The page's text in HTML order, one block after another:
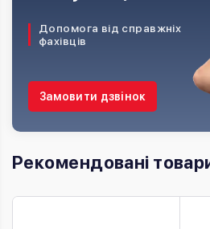
Допомога від справжніх
фахівців
Замовити дзвінок
Рекомендовані